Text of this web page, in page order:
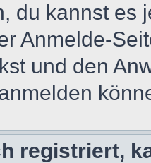
du kannst es
Anmelde-
und den
registriert,